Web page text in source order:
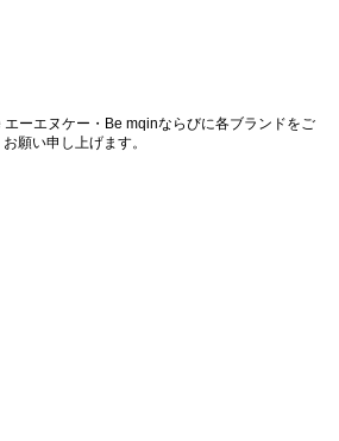
ーエヌケー・Be mqinならびに各ブランドをご
願い申し上げます。